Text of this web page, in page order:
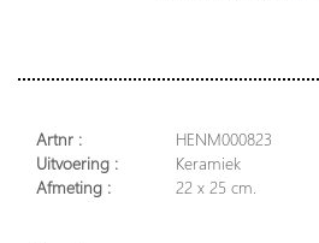
Artnr :
HENM000823
Uitvoering :
Keramiek
Afmeting :
22 x 25 cm.